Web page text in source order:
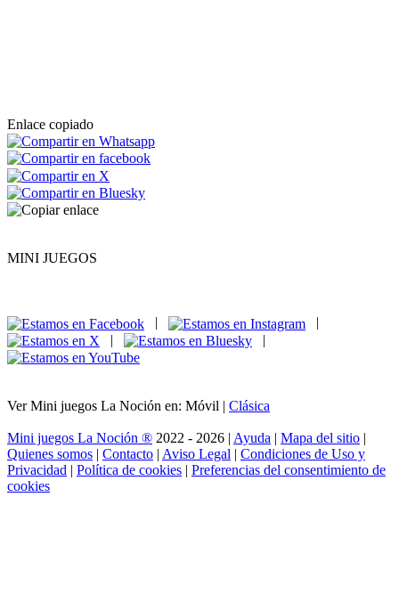
Enlace copiado
MINI JUEGOS
|
|
|
|
Ver Mini juegos La Noción en: Móvil | Clásica
Mini juegos La Noción ® 2022 - 2026 | Ayuda | Mapa del sitio |
Quienes somos | Contacto | Aviso Legal | Condiciones de Uso y
Privacidad | Política de cookies | Preferencias del consentimiento de
cookies